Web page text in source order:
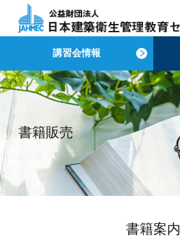
講習会情報
書籍販売
書籍案内